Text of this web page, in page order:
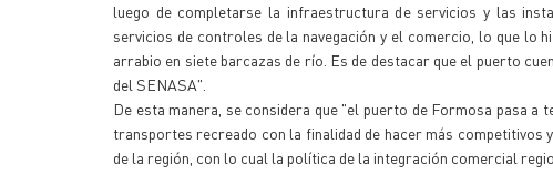
luego de completarse la infraestructura de servicios y las
servicios de controles de la navegación y el comercio, lo que lo
arrabio en siete barcazas de río. Es de destacar que el puerto
del SENASA".
De esta manera, se considera que "el puerto de Formosa pasa
transportes recreado con la finalidad de hacer más
de la región, con lo cual la política de la integración comercial